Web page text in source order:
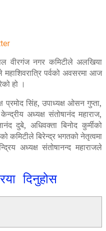
वीरगंज नगर कमिटीले अलखिया
पर्वको अवसरमा आज
हो ।
प्रमोद सिंह, उपाध्यक्ष ओसन गुप्ता,
अध्यक्ष संतोषानंद महाराज,
दुबे, अधिवक्ता बिनोद कुर्मीको
कमिटीले बिरेन्द्र भगतको नेतृत्वमा
अध्यक्ष संतोषानन्द महाराजले
दिनुहोस